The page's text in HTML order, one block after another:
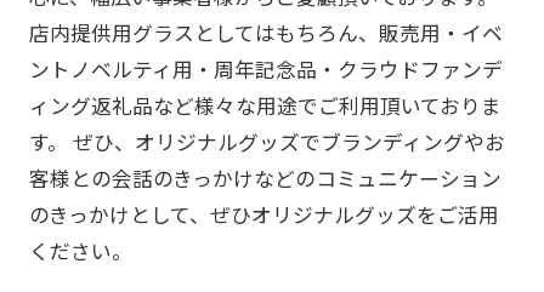
店内提供用グラスとしてはもちろん、販売用・イベ
ントノベルティ用・周年記念品・クラウドファンデ
ィング返礼品など様々な用途でご利用頂いておりま
す。 ぜひ、オリジナルグッズでブランディングやお
客様との会話のきっかけなどのコミュニケーション
のきっかけとして、ぜひオリジナルグッズをご活用
ください。